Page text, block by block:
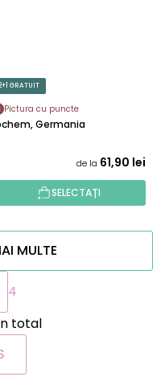
GRATUIT
Pictura cu puncte
Germania
de la 61,90 lei
SELECTAȚI
MULTE
4
total